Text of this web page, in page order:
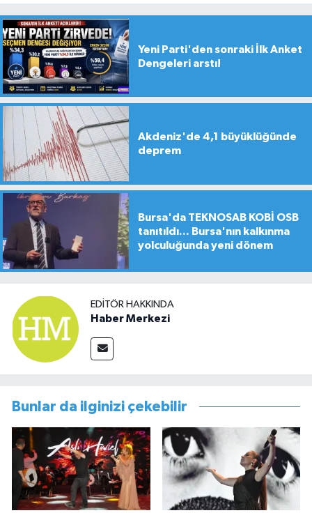
Yeni Parti'den sonraki İlk Anket
Dengeleri arstı!
Akdeniz'de 4,1 büyüklüğünde
deprem
Bursa'da TEKNOSAB KOBİ OSB
tanıtıldı... Bursa'nın kalkınma
yolculuğunda yeni dönem
EDITÖR HAKKINDA
Haber Merkezi
Bunlar da ilginizi çekebilir